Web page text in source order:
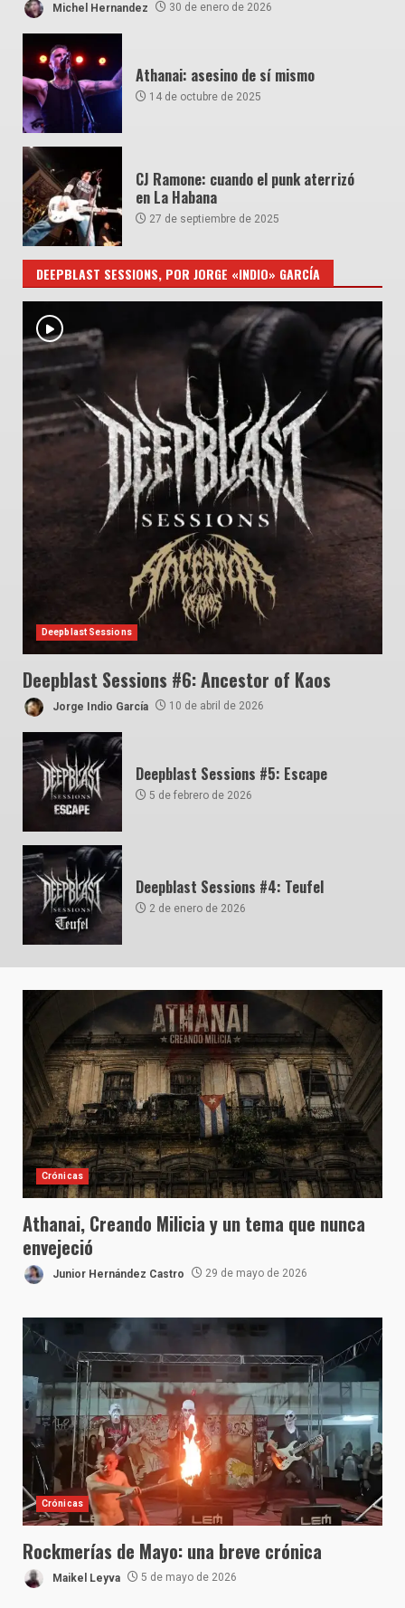
Michel Hernandez 30 de enero de 2026
Athanai: asesino de sí mismo
14 de octubre de 2025
CJ Ramone: cuando el punk aterrizó
en La Habana
27 de septiembre de 2025
DEEPBLAST SESSIONS, POR JORGE «INDIO» GARCÍA
Deepblast Sessions
Deepblast Sessions #6: Ancestor of Kaos
Jorge Indio García 10 de abril de 2026
Deepblast Sessions #5: Escape
5 de febrero de 2026
Deepblast Sessions #4: Teufel
2 de enero de 2026
Crónicas
Athanai, Creando Milicia y un tema que nunca
envejeció
Junior Hernández Castro 29 de mayo de 2026
Crónicas
Rockmerías de Mayo: una breve crónica
Maikel Leyva 5 de mayo de 2026